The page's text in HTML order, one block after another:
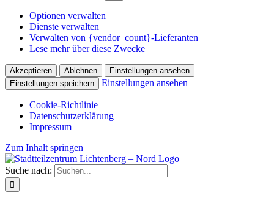
Optionen verwalten
Dienste verwalten
Verwalten von {vendor_count}-Lieferanten
Lese mehr über diese Zwecke
Akzeptieren Ablehnen
Einstellungen ansehen
Einstellungen speichern
Einstellungen ansehen
Cookie-Richtlinie
Datenschutzerklärung
Impressum
Zum Inhalt springen
Suche nach: